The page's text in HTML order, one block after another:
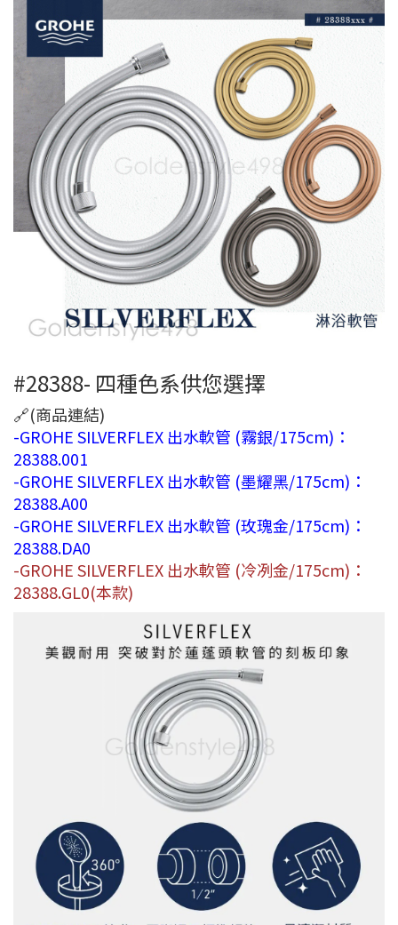
#28388- 四種色系供您選擇
🔗(商品連結)
-GROHE SILVERFLEX 出水軟管 (霧銀/175cm)：
28388.001
-GROHE SILVERFLEX 出水軟管 (墨耀黑/175cm)：
28388.A00
-GROHE SILVERFLEX 出水軟管 (玫瑰金/175cm)：
28388.DA0
-GROHE SILVERFLEX 出水軟管 (冷冽金/175cm)：
28388.GL0(本款)